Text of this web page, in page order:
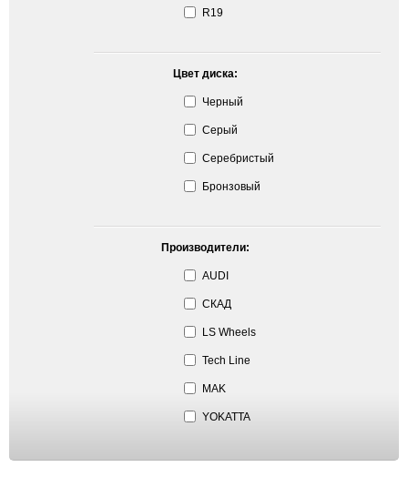
R19
Цвет диска:
Черный
Серый
Серебристый
Бронзовый
Производители:
AUDI
СКАД
LS Wheels
Tech Line
MAK
YOKATTA